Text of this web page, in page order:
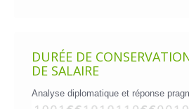
DURÉE DE
DE SALAIRE
Analyse diplomatique et réponse